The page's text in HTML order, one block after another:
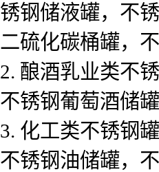
锈钢储液罐，不
二硫化碳桶罐，
2. 酿酒乳业类不锈
不锈钢葡萄酒储
3. 化工类不锈钢罐
不锈钢油储罐，